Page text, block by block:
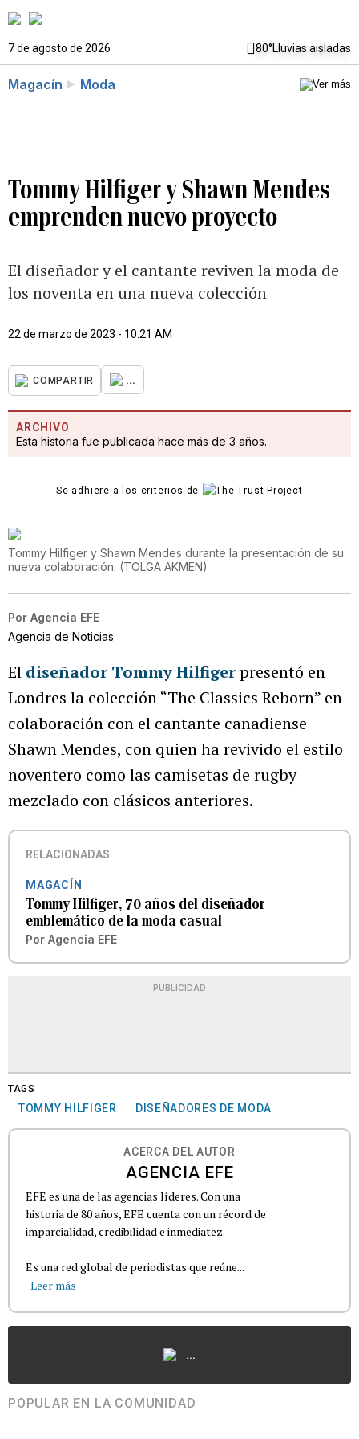
7 de agosto de 2026 80°Lluvias aisladas
Magacín Moda
Tommy Hilfiger y Shawn Mendes
emprenden nuevo proyecto
El diseñador y el cantante reviven la moda de
los noventa en una nueva colección
22 de marzo de 2023 - 10:21 AM
COMPARTIR ...
ARCHIVO
Esta historia fue publicada hace más de 3 años.
Se adhiere a los criterios de
Tommy Hilfiger y Shawn Mendes durante la presentación de su
nueva colaboración. (TOLGA AKMEN)
Por Agencia EFE
Agencia de Noticias
El diseñador Tommy Hilfigerpresentó en
Londres la colección “The Classics Reborn” en
colaboración con el cantante canadiense
Shawn Mendes, con quien ha revivido el estilo
noventero como las camisetas de rugby
mezclado con clásicos anteriores.
RELACIONADAS
MAGACÍN
Tommy Hilfiger, 70 años del diseñador
emblemático de la moda casual
Por Agencia EFE
PUBLICIDAD
TAGS
TOMMY HILFIGER DISEÑADORES DE MODA
ACERCA DEL AUTOR
AGENCIA EFE
EFE es una de las agencias líderes. Con una
historia de 80 años, EFE cuenta con un récord de
imparcialidad, credibilidad e inmediatez.
Es una red global de periodistas que reúne...
Leer más
...
POPULAR EN LA COMUNIDAD